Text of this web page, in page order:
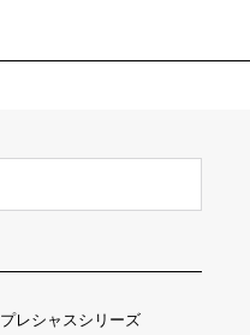
プレシャスシリーズ